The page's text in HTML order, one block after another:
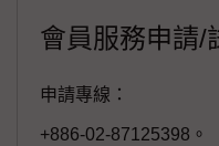
會員服務申請/
申請專線：
+886-02-87125398。